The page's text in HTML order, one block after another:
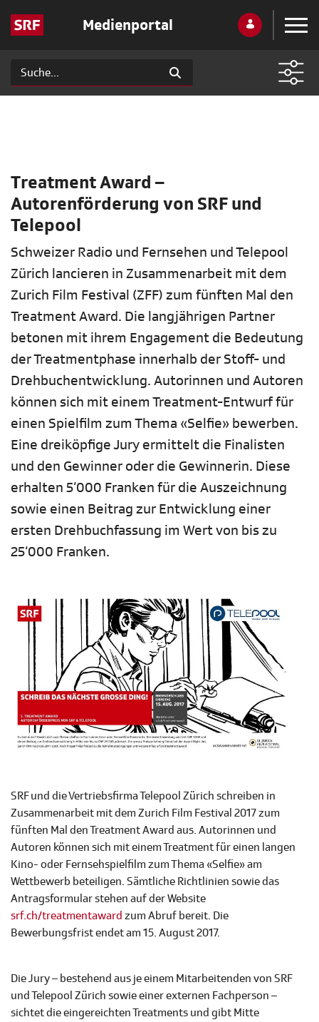
Medienportal
Treatment Award –
Autorenförderung von SRF und
Telepool
Schweizer Radio und Fernsehen und Telepool
Zürich lancieren in Zusammenarbeit mit dem
Zurich Film Festival (ZFF) zum fünften Mal den
Treatment Award. Die langjährigen Partner
betonen mit ihrem Engagement die Bedeutung
der Treatmentphase innerhalb der Stoff- und
Drehbuchentwicklung. Autorinnen und Autoren
können sich mit einem Treatment-Entwurf für
einen Spielfilm zum Thema «Selfie» bewerben.
Eine dreiköpfige Jury ermittelt die Finalisten
und den Gewinner oder die Gewinnerin. Diese
erhalten 5‘000 Franken für die Auszeichnung
sowie einen Beitrag zur Entwicklung einer
ersten Drehbuchfassung im Wert von bis zu
25‘000 Franken.
SRF und die Vertriebsfirma Telepool Zürich schreiben in
Zusammenarbeit mit dem Zurich Film Festival 2017 zum
fünften Mal den Treatment Award aus. Autorinnen und
Autoren können sich mit einem Treatment für einen langen
Kino- oder Fernsehspielfilm zum Thema «Selfie» am
Wettbewerb beteiligen. Sämtliche Richtlinien sowie das
Antragsformular stehen auf der Website
srf.ch/treatmentaward zum Abruf bereit. Die
Bewerbungsfrist endet am 15. August 2017.
Die Jury – bestehend aus je einem Mitarbeitenden von SRF
und Telepool Zürich sowie einer externen Fachperson –
sichtet die eingereichten Treatments und gibt Mitte